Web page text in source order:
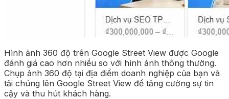
Hình ảnh 360 độ trên Google Street View được Google
đánh giá cao hơn nhiều so với hình ảnh thông thường.
Chụp ảnh 360 độ tại địa điểm doanh nghiệp của bạn và
tải chúng lên Google Street View để tăng cường sự tin
cậy và thu hút khách hàng.